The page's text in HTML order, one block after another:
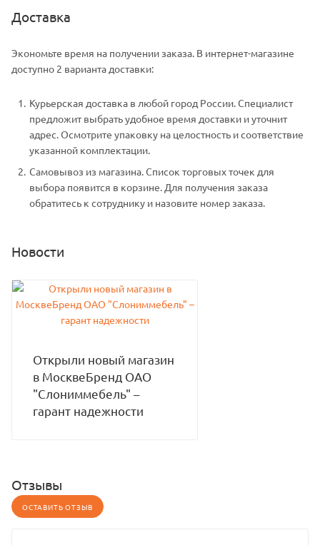
Доставка
Экономьте время на получении заказа. В интернет-магазине
доступно 2 варианта доставки:
Курьерская доставка в любой город России. Специалист
предложит выбрать удобное время доставки и уточнит
адрес. Осмотрите упаковку на целостность и соответствие
указанной комплектации.
Самовывоз из магазина. Список торговых точек для
выбора появится в корзине. Для получения заказа
обратитесь к сотруднику и назовите номер заказа.
Новости
Открыли новый магазин
в МосквеБренд ОАО
"Слониммебель" –
гарант надежности
Отзывы
ОСТАВИТЬ ОТЗЫВ